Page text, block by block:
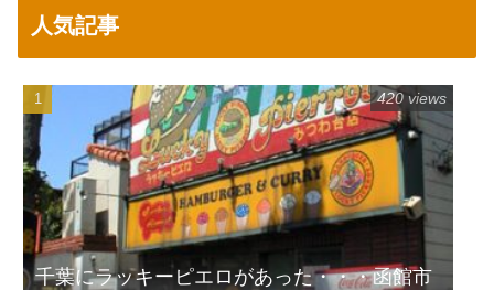
人気記事
千葉にラッキーピエロがあった・・・函館市
420 views